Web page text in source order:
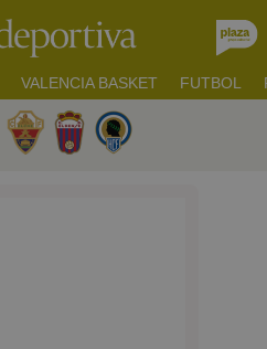
VALENCIA BASKET FUTBOL